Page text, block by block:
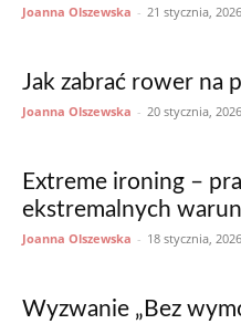
Joanna Olszewska - 21 stycznia, 2026
Jak zabrać rower na
Joanna Olszewska - 20 stycznia, 2026
Extreme ironing –
ekstremalnych
Joanna Olszewska - 18 stycznia, 2026
Wyzwanie „Bez